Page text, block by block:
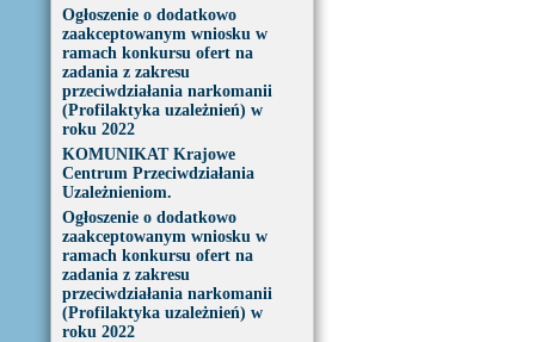
Ogłoszenie o dodatkowo
zaakceptowanym wniosku w
ramach konkursu ofert na
zadania z zakresu
przeciwdziałania narkomanii
(Profilaktyka uzależnień) w
roku 2022
KOMUNIKAT Krajowe
Centrum Przeciwdziałania
Uzależnieniom.
Ogłoszenie o dodatkowo
zaakceptowanym wniosku w
ramach konkursu ofert na
zadania z zakresu
przeciwdziałania narkomanii
(Profilaktyka uzależnień) w
roku 2022